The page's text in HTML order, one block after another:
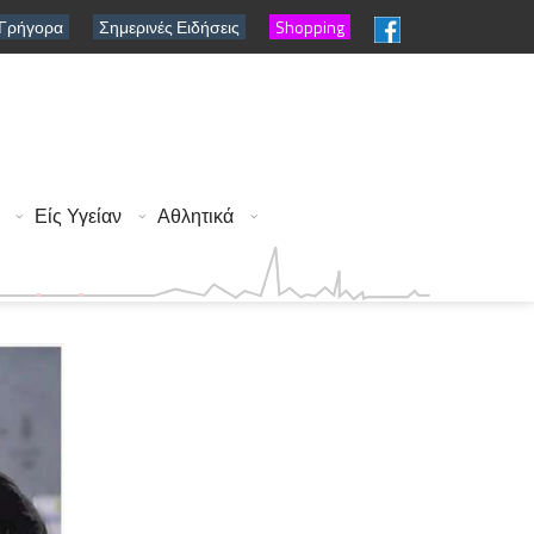
Σημερινές Ειδήσεις Shopping
Είς Υγείαν Αθλητικά